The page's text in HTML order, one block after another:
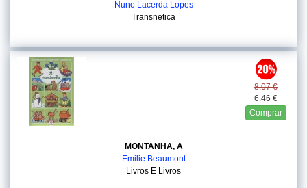
Nuno Lacerda Lopes
Transnetica
8.07 €
6.46 €
Comprar
MONTANHA, A
Emilie Beaumont
Livros E Livros